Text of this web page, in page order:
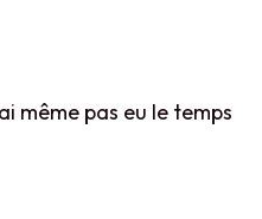
même pas eu le temps